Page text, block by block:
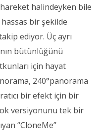
halindeyken bile
bir şekilde
ediyor. Üç ayrı
bütünlüğünü
için hayat
240°panorama
bir efekt için bir
versiyonunu tek bir
“CloneMe”